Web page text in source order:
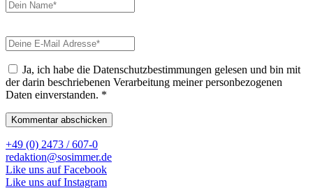
Ja, ich habe die Datenschutzbestimmungen gelesen und bin mit
der darin beschriebenen Verarbeitung meiner personbezogenen
Daten einverstanden. *
+49 (0) 2473 / 607-0
redaktion@sosimmer.de
Like uns auf Facebook
Like uns auf Instagram